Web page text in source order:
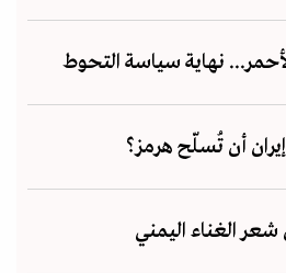
نهاية سياسة التحوط
أن تُسلّح هرمز؟